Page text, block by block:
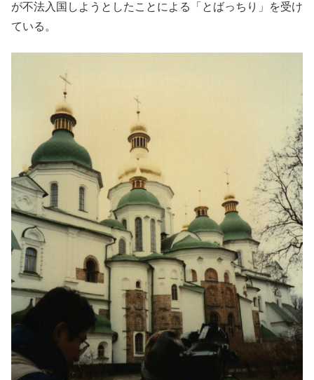
が不法入国しようとしたことによる「とばっちり」を受け
ている。